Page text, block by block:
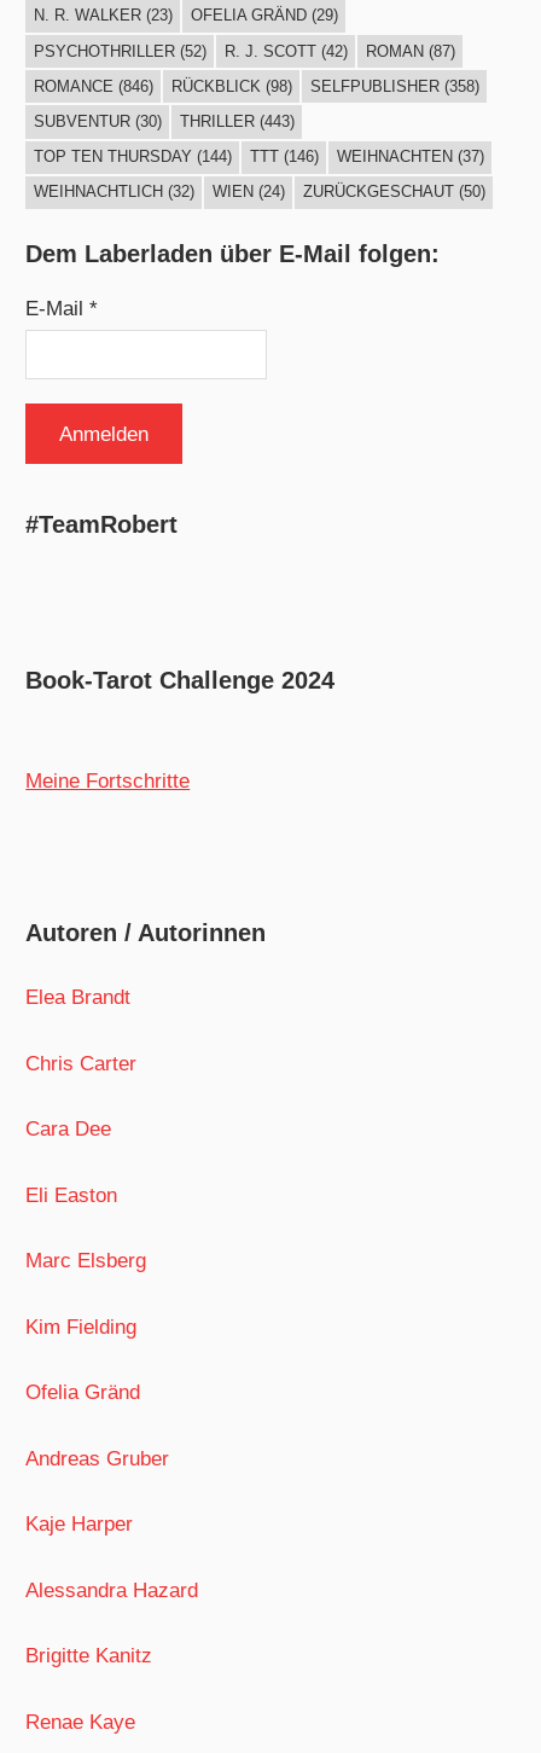
N. R. WALKER(23) OFELIA GRÄND(29)
PSYCHOTHRILLER(52) R. J. SCOTT(42) ROMAN(87)
ROMANCE (846) RÜCKBLICK (98) SELFPUBLISHER(358)
SUBVENTUR(30) THRILLER(443)
TOP TEN THURSDAY (144) TTT(146) WEIHNACHTEN (37)
WEIHNACHTLICH (32) WIEN (24) ZURÜCKGESCHAUT(50)
Dem Laberladen über E-Mail folgen:
E-Mail *
#TeamRobert
Book-Tarot Challenge 2024
Meine Fortschritte
Autoren / Autorinnen
Elea Brandt
Chris Carter
Cara Dee
Eli Easton
Marc Elsberg
Kim Fielding
Ofelia Gränd
Andreas Gruber
Kaje Harper
Alessandra Hazard
Brigitte Kanitz
Renae Kaye